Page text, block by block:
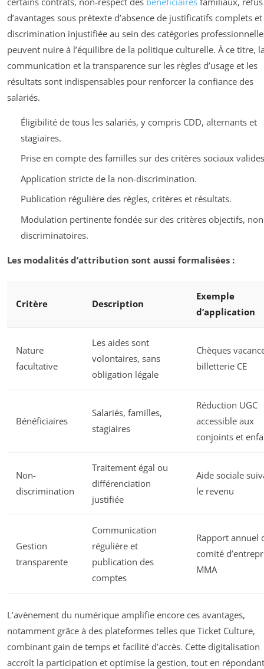
d’avantages sous prétexte d’absence de justificatifs complets et
discrimination injustifiée au sein des catégories
peuvent nuire à l’équilibre de la politique culturelle. À ce titre,
communication et la transparence sur les règles d’usage et les
résultats sont indispensables pour renforcer la confiance des
salariés.
Éligibilité de tous les salariés, y compris CDD, alternants et
stagiaires.
Prise en compte des familles sur des critères sociaux
Application stricte de la non-discrimination.
Publication régulière des règles, critères et résultats.
Modulation pertinente fondée sur des critères objectifs, non
discriminatoires.
Les modalités d’attribution sont aussi formalisées :
Critère Description
Exemple
d’application
Nature
facultative
Les aides sont
volontaires, sans
obligation légale
Chèques
billetterie CE
Bénéficiaires
Salariés, familles,
stagiaires
Réduction UGC
accessible aux
conjoints et
Non-
discrimination
Traitement égal ou
différenciation
justifiée
Aide sociale
le revenu
Gestion
transparente
Communication
régulière et
publication des
comptes
Rapport annuel
comité
MMA
L’avènement du numérique amplifie encore ces avantages,
notamment grâce à des plateformes telles que Ticket Culture,
combinant gain de temps et facilité d’accès. Cette digitalisation
accroît la participation et optimise la gestion, tout en